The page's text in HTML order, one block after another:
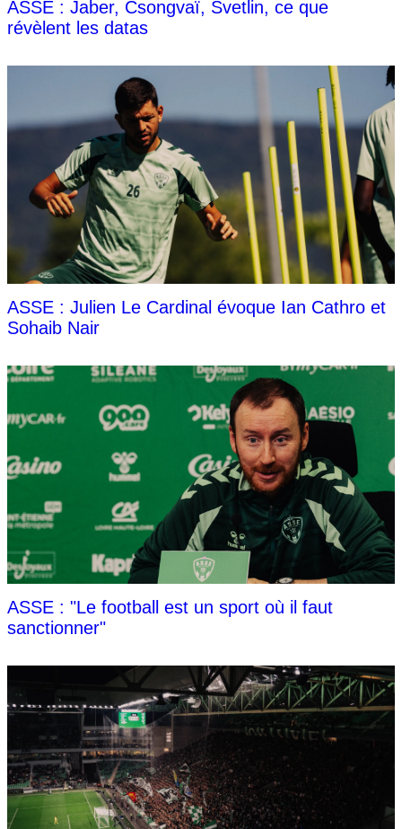
ASSE : Jaber, Csongvaï, Svetlin, ce que
révèlent les datas
ASSE : Julien Le Cardinal évoque Ian Cathro et
Sohaib Nair
ASSE : "Le football est un sport où il faut
sanctionner"